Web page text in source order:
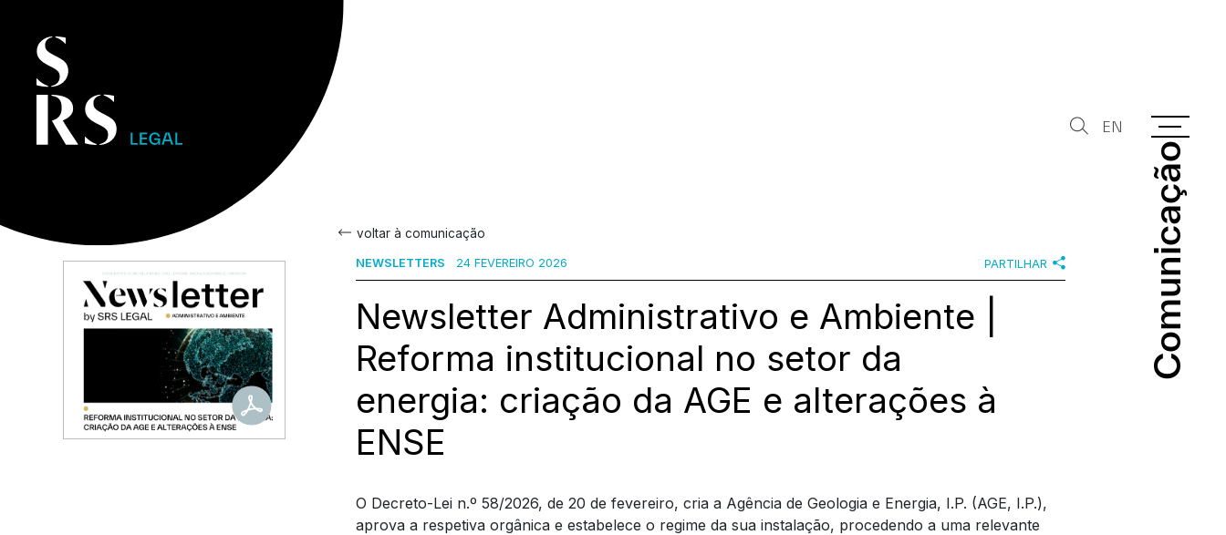
Comunicação
Comunicação
EN
voltar à comunicação
NEWSLETTERS 24 FEVEREIRO 2026 PARTILHAR
Newsletter Administrativo e Ambiente |
Reforma institucional no setor da
energia: criação da AGE e alterações à
ENSE
O Decreto-Lei n.º 58/2026, de 20 de fevereiro, cria a Agência de Geologia e Energia, I.P. (AGE, I.P.),
aprova a respetiva orgânica e estabelece o regime da sua instalação, procedendo a uma relevante